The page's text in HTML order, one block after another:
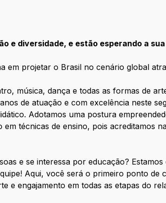
e diversidade, e estão esperando a
em projetar o Brasil no cenário global
música, dança e todas as formas de
de atuação e com excelência neste
Adotamos uma postura
técnicas de ensino, pois acreditamos
e se interessa por educação?
Aqui, você será o primeiro ponto de
e engajamento em todas as etapas do